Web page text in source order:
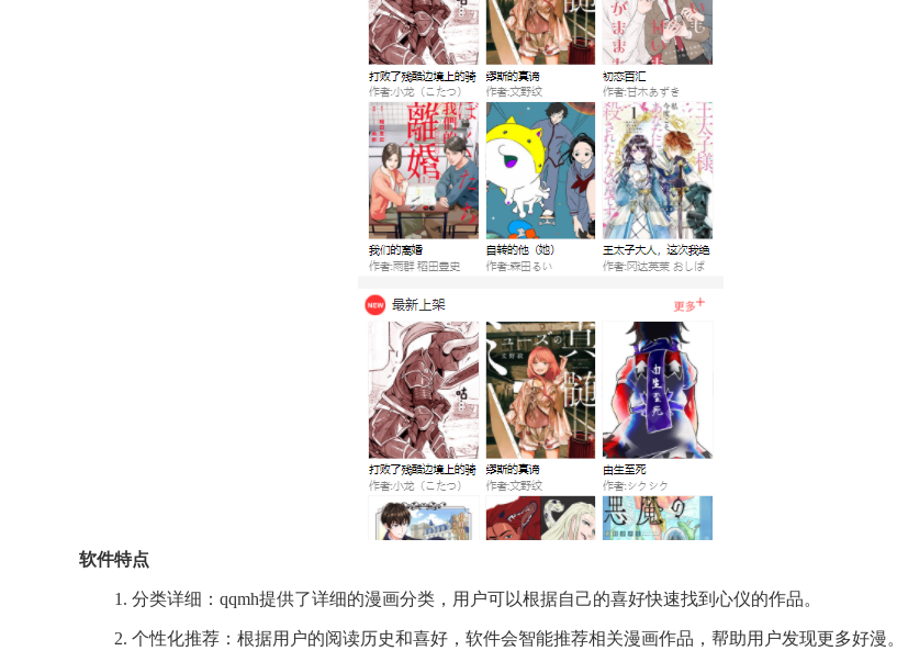
软件特点
1. 分类详细：qqmh提供了详细的漫画分类，用户可以根据自己的喜好快速找到心仪的作品。
2. 个性化推荐：根据用户的阅读历史和喜好，软件会智能推荐相关漫画作品，帮助用户发现更多好漫。